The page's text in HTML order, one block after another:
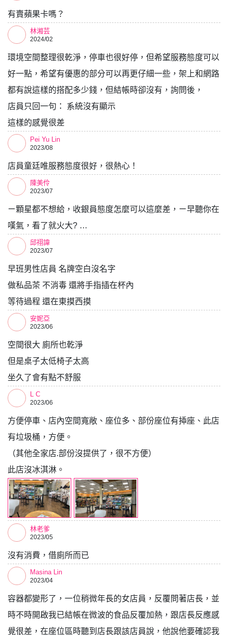
有賣蘋果卡嗎？
林湘芸
2024/02
環境空間整理很乾淨，停車也很好停，但希望服務態度可以
好一點，希望有優惠的部分可以再更仔細一些，架上和網路
都有說這樣的搭配多少錢，但結帳時卻沒有，詢問後，
店員只回一句： 系統沒有顯示
這樣的感覺很差
Pei Yu Lin
2023/08
店員童廷唯服務態度很好，很熱心！
陳美伶
2023/07
ㄧ顆星都不想給，收銀員態度怎麼可以這麼差，ㄧ早聽你在
嘆氣，看了就火大? …
邱祤諱
2023/07
早班男性店員 名牌空白沒名字
做私品茶 不消毒 還將手指插在杯內
等待過程 還在東摸西摸
安妮亞
2023/06
空間很大 廁所也乾淨
但是桌子太低椅子太高
坐久了會有點不舒服
L C
2023/06
方便停車、店內空間寬敞、座位多、部份座位有揷座、此店
有垃圾桶，方便。
（其他全家店.部份沒提供了，很不方便）
此店沒冰淇淋。
林老爹
2023/05
沒有消費，借廁所而已
Masina Lin
2023/04
容器都變形了，一位稍微年長的女店員，反覆問著店長，並
時不時開啟我已結帳在微波的食品反覆加熱，跟店長反應感
覺很差，在座位區時聽到店長跟該店員說，他說他要確認我